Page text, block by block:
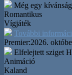
Még egy kívánság
Romantikus
Vígjáték
További
Premier:2026.
Elfelejtett sziget
Animáció
Kaland